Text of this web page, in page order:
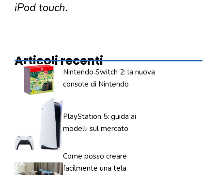
iPod touch.
Articoli recenti
Nintendo Switch 2: la nuova
console di Nintendo
PlayStation 5: guida ai
modelli sul mercato
Come posso creare
facilmente una tela